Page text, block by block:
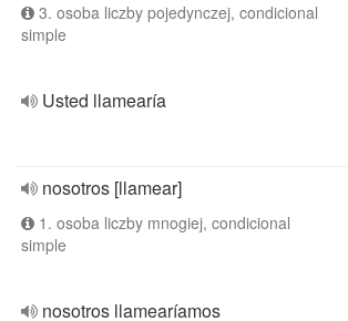
3. osoba liczby pojedynczej, condicional
simple
Usted llamearía
nosotros [llamear]
1. osoba liczby mnogiej, condicional
simple
nosotros llamearíamos